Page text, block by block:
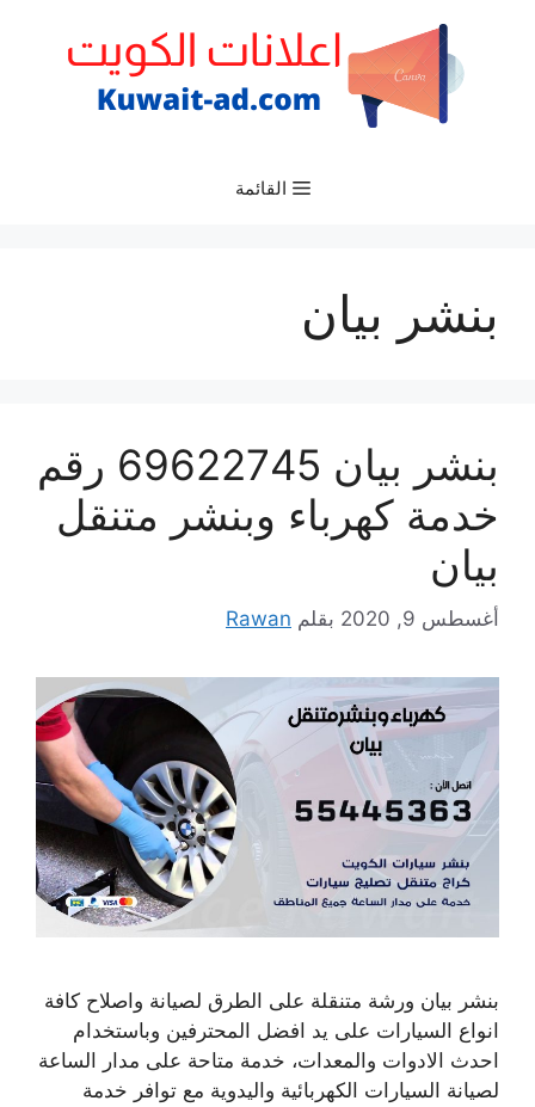
القائمة
بنشر بيان
بنشر بيان 69622745 رقم
خدمة كهرباء وبنشر متنقل
بيان
أغسطس 9, 2020 بقلم Rawan
بنشر بيان ورشة متنقلة على الطرق لصيانة واصلاح كافة
انواع السيارات على يد افضل المحترفين وباستخدام
احدث الادوات والمعدات، خدمة متاحة على مدار الساعة
لصيانة السيارات الكهربائية واليدوية مع توافر خدمة